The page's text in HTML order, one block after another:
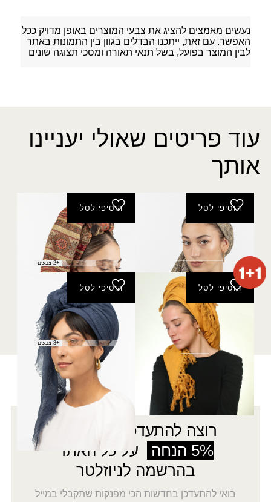
נעשים מאמצים להציג את צבעי המוצרים באופן מדויק ככל
האפשר. עם זאת, ייתכנו הבדלים בגוון בין התמונות באתר
לבין המוצר בפועל, בשל תנאי תאורה ומסכי תצוגה שונים
עוד פריטים שאולי יעניינו
אותך
הוסיפי לסל
פשמינה מיקה נצנץ
₪40.00
הוסיפי לסל
פשמינה פסים זהב
₪40.00
+2 צבעים
הוסיפי לסל
מטפחת מיאל
(מרובעת)
₪150.00
הוסיפי לסל
צעיף אביב
₪20.00
+3 צבעים
רוצה להתעדכן לפני כולן?
5% הנחה
על כל האתר
בהרשמה לניוזלטר
בואי להתעדכן בחדשות הכי מפנקות שתקבלי במייל